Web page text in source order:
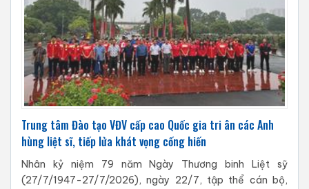
Trung tâm Đào tạo VĐV cấp cao Quốc gia tri ân các Anh
hùng liệt sĩ, tiếp lửa khát vọng cống hiến
Nhân kỷ niệm 79 năm Ngày Thương binh Liệt sỹ
(27/7/1947-27/7/2026), ngày 22/7, tập thể cán bộ,